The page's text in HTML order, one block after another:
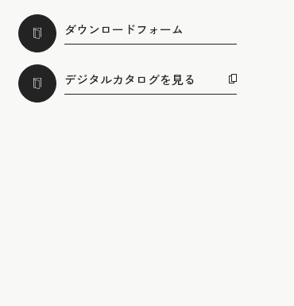
ダウンロードフォーム
デジタルカタログを見る